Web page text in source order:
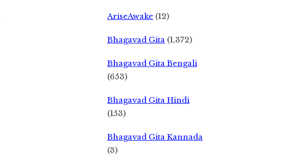
AriseAwake (12)
Bhagavad Gita (1,372)
Bhagavad Gita Bengali
(653)
Bhagavad Gita Hindi
(153)
Bhagavad Gita Kannada
(3)